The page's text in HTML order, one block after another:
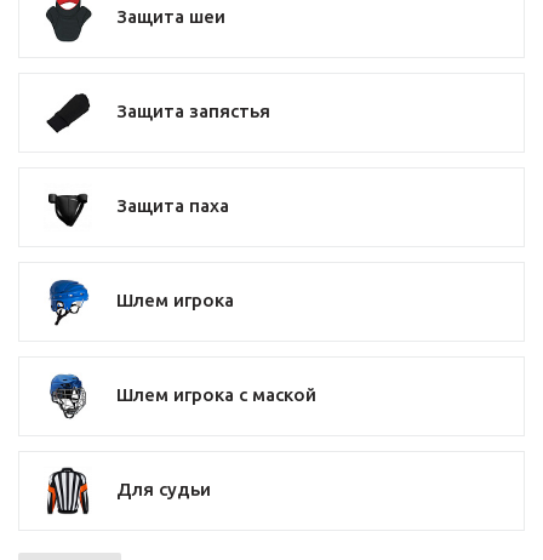
Защита шеи
Защита запястья
Защита паха
Шлем игрока
Шлем игрока с маской
Для судьи